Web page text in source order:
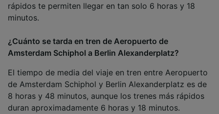
rápidos te permiten llegar en tan solo 6 horas y 18
minutos.
¿Cuánto se tarda en tren de Aeropuerto de
Amsterdam Schiphol a Berlin Alexanderplatz?
El tiempo de media del viaje en tren entre Aeropuerto
de Amsterdam Schiphol y Berlin Alexanderplatz es de
8 horas y 48 minutos, aunque los trenes más rápidos
duran aproximadamente 6 horas y 18 minutos.